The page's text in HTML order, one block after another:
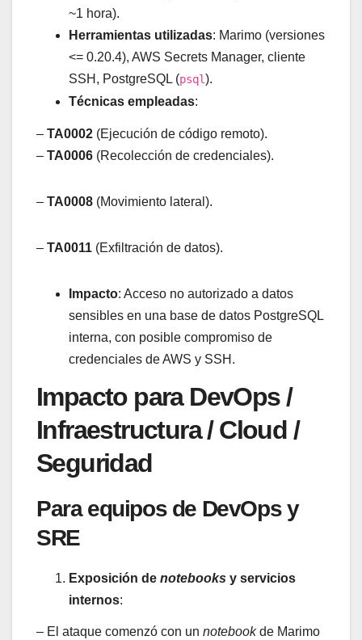
~1 hora).
Herramientas utilizadas: Marimo (versiones
<= 0.20.4), AWS Secrets Manager, cliente
SSH, PostgreSQL (psql).
Técnicas empleadas:
– TA0002 (Ejecución de código remoto).
– TA0006 (Recolección de credenciales).
– TA0008 (Movimiento lateral).
– TA0011 (Exfiltración de datos).
Impacto: Acceso no autorizado a datos
sensibles en una base de datos PostgreSQL
interna, con posible compromiso de
credenciales de AWS y SSH.
Impacto para DevOps /
Infraestructura / Cloud /
Seguridad
Para equipos de DevOps y
SRE
Exposición de notebooks y servicios
internos:
– El ataque comenzó con un notebookde Marimo